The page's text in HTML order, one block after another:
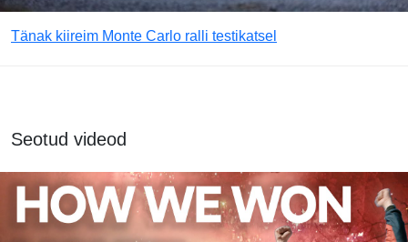
Tänak kiireim Monte Carlo ralli testikatsel
Seotud videod